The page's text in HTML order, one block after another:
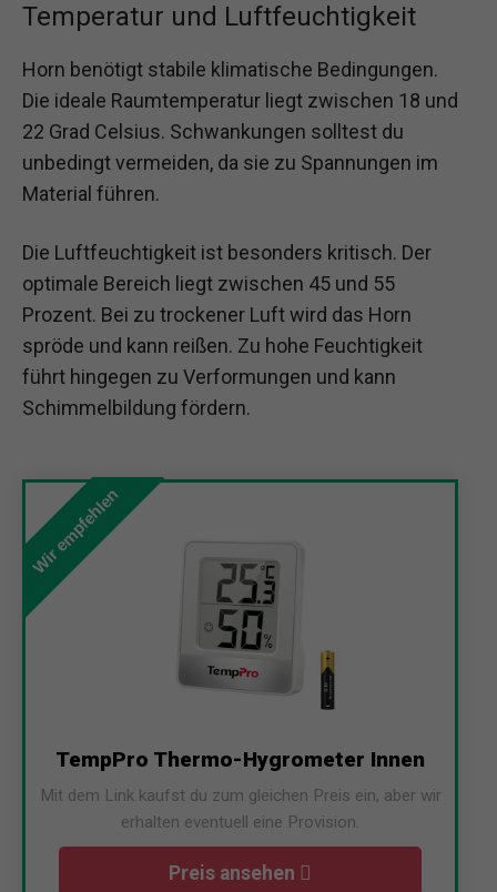
Temperatur und Luftfeuchtigkeit
Horn benötigt stabile klimatische Bedingungen.
Die ideale Raumtemperatur liegt zwischen 18 und
22 Grad Celsius. Schwankungen solltest du
unbedingt vermeiden, da sie zu Spannungen im
Material führen.
Die Luftfeuchtigkeit ist besonders kritisch. Der
optimale Bereich liegt zwischen 45 und 55
Prozent. Bei zu trockener Luft wird das Horn
spröde und kann reißen. Zu hohe Feuchtigkeit
führt hingegen zu Verformungen und kann
Schimmelbildung fördern.
Wir empfehlen
TempPro Thermo-Hygrometer Innen
Mit dem Link kaufst du zum gleichen Preis ein, aber wir
erhalten eventuell eine Provision.
Preis ansehen